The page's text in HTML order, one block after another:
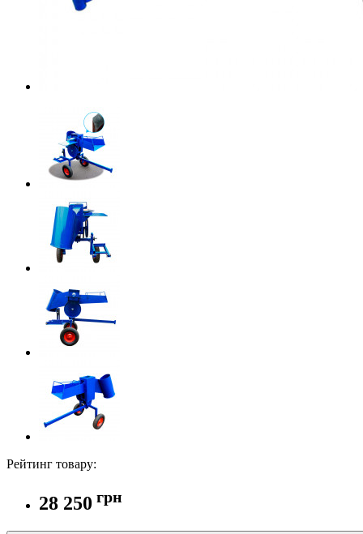
Рейтинг товару:
28 250 грн